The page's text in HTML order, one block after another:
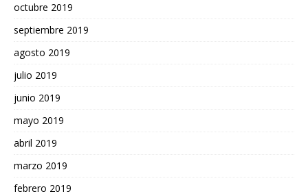
octubre 2019
septiembre 2019
agosto 2019
julio 2019
junio 2019
mayo 2019
abril 2019
marzo 2019
febrero 2019